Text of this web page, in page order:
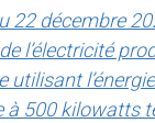
22 décembre
de l’électricité
utilisant
à 500 kilowatts